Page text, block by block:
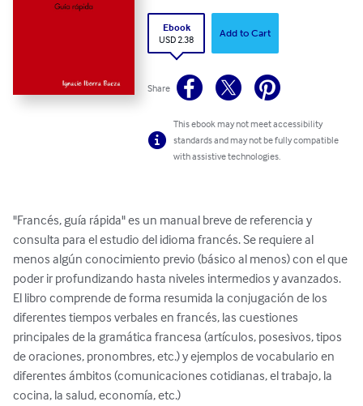
Ebook
USD 2.38
Add to Cart
Share
This ebook may not meet accessibility
standards and may not be fully compatible
with assistive technologies.
"Francés, guía rápida" es un manual breve de referencia y
consulta para el estudio del idioma francés. Se requiere al
menos algún conocimiento previo (básico al menos) con el que
poder ir profundizando hasta niveles intermedios y avanzados.
El libro comprende de forma resumida la conjugación de los
diferentes tiempos verbales en francés, las cuestiones
principales de la gramática francesa (artículos, posesivos, tipos
de oraciones, pronombres, etc.) y ejemplos de vocabulario en
diferentes ámbitos (comunicaciones cotidianas, el trabajo, la
cocina, la salud, economía, etc.)